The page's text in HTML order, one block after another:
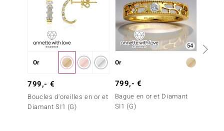
Or
799,- €
Boucles d'oreilles en or et
Diamant SI1 (G)
54
Or
799,- €
Bague en or et Diamant
SI1 (G)